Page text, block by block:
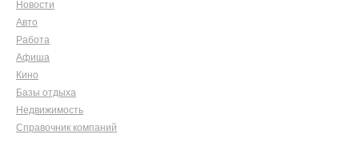
Новости
Авто
Работа
Афиша
Кино
Базы отдыха
Недвижимость
Справочник компаний